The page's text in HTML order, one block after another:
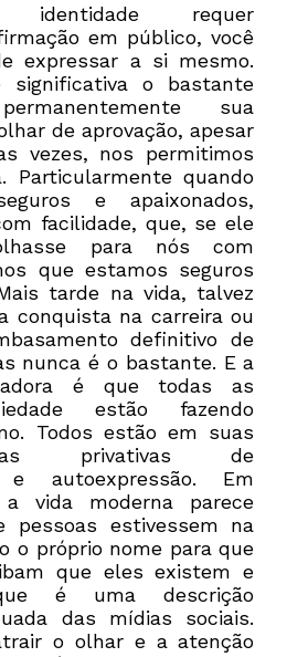
identidade requer
em público, você
expressar a si mesmo.
significativa o bastante
sua
de aprovação, apesar
vezes, nos permitimos
Particularmente quando
e apaixonados,
facilidade, que, se ele
para nós com
que estamos seguros
tarde na vida, talvez
conquista na carreira ou
definitivo de
nunca é o bastante. E a
é que todas as
estão fazendo
Todos estão em suas
privativas de
e autoexpressão. Em
vida moderna parece
pessoas estivessem na
o próprio nome para que
que eles existem e
é uma descrição
das mídias sociais.
o olhar e a atenção